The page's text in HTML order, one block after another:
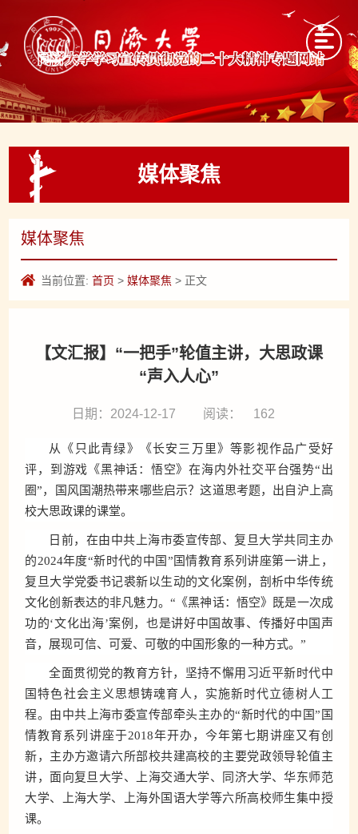
媒体聚焦
媒体聚焦
当前位置:首页 >媒体聚焦 > 正文
【文汇报】“一把手”轮值主讲，大思政课
“声入人心”
日期：2024-12-17 阅读： 162
从《只此青绿》《长安三万里》等影视作品广受好
评，到游戏《黑神话：悟空》在海内外社交平台强势“出
圈”，国风国潮热带来哪些启示？这道思考题，出自沪上高
校大思政课的课堂。
日前，在由中共上海市委宣传部、复旦大学共同主办
的2024年度“新时代的中国”国情教育系列讲座第一讲上，
复旦大学党委书记裘新以生动的文化案例，剖析中华传统
文化创新表达的非凡魅力。“《黑神话：悟空》既是一次成
功的‘文化出海’案例，也是讲好中国故事、传播好中国声
音，展现可信、可爱、可敬的中国形象的一种方式。”
全面贯彻党的教育方针，坚持不懈用习近平新时代中
国特色社会主义思想铸魂育人，实施新时代立德树人工
程。由中共上海市委宣传部牵头主办的“新时代的中国”国
情教育系列讲座于2018年开办，今年第七期讲座又有创
新，主办方邀请六所部校共建高校的主要党政领导轮值主
讲，面向复旦大学、上海交通大学、同济大学、华东师范
大学、上海大学、上海外国语大学等六所高校师生集中授
课。